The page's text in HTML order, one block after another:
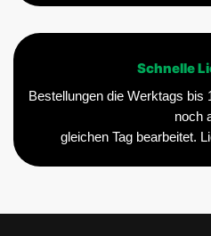
Schnelle
Bestellungen die Werktags bis
noch
gleichen Tag bearbeitet.